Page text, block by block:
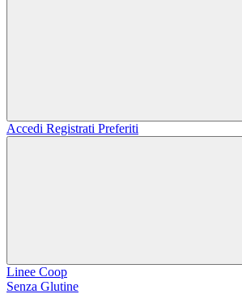
Accedi Registrati Preferiti
Linee Coop
Senza Glutine